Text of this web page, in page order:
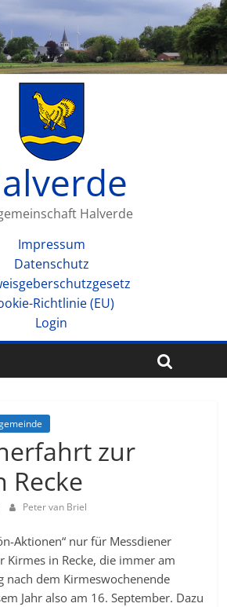
Halverde
Impressum
Datenschutz
Richtlinie (EU)
Login
zur
Recke
Peter van Briel
Aktionen“ nur für Messdiener
Kirmes in Recke, die immer am
nach dem Kirmeswochenende
Jahr also am 16. September. Dazu